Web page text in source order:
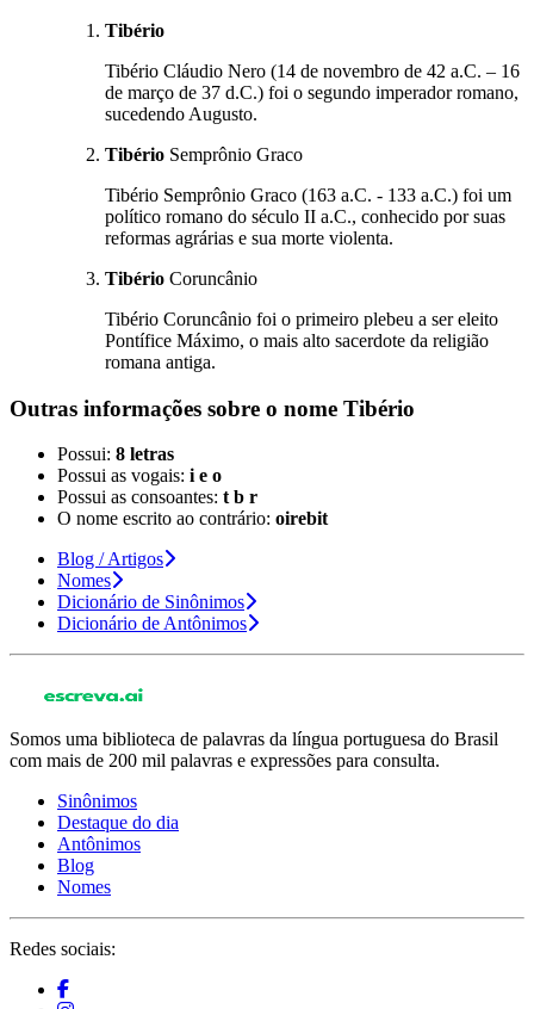
Tibério
Tibério Cláudio Nero (14 de novembro de 42 a.C. – 16
de março de 37 d.C.) foi o segundo imperador romano,
sucedendo Augusto.
Tibério Semprônio Graco
Tibério Semprônio Graco (163 a.C. - 133 a.C.) foi um
político romano do século II a.C., conhecido por suas
reformas agrárias e sua morte violenta.
Tibério Coruncânio
Tibério Coruncânio foi o primeiro plebeu a ser eleito
Pontífice Máximo, o mais alto sacerdote da religião
romana antiga.
Outras informações sobre o nome Tibério
Possui: 8 letras
Possui as vogais: i e o
Possui as consoantes: t b r
O nome escrito ao contrário: oirebit
Blog / Artigos
Nomes
Dicionário de Sinônimos
Dicionário de Antônimos
Somos uma biblioteca de palavras da língua portuguesa do Brasil
com mais de 200 mil palavras e expressões para consulta.
Sinônimos
Destaque do dia
Antônimos
Blog
Nomes
Redes sociais: